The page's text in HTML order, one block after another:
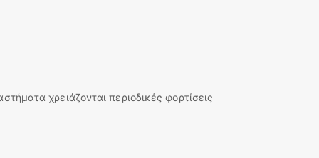
χρειάζονται περιοδικές φορτίσεις